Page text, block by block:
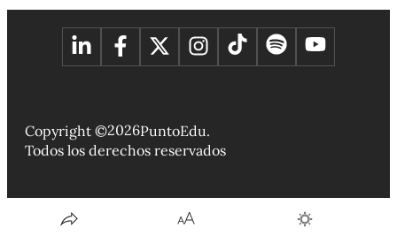
Copyright ©2026PuntoEdu.
Todos los derechos reservados